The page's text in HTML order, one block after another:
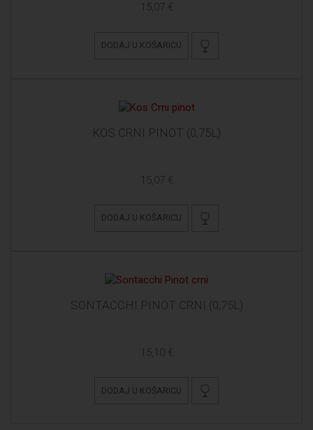
15,07 €
DODAJ U KOŠARICU
KOS CRNI PINOT (0,75L)
15,07 €
DODAJ U KOŠARICU
SONTACCHI PINOT CRNI (0,75L)
15,10 €
DODAJ U KOŠARICU